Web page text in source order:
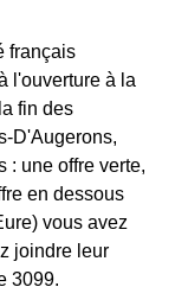
français
l'ouverture à la
fin des
D'Augerons,
: une offre verte,
en dessous
vous avez
joindre leur
3099.